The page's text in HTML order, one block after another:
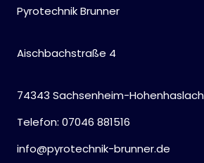
Pyrotechnik Brunner
Aischbachstraße 4
74343 Sachsenheim-Hohenhaslach
Telefon: 07046 881516
info@pyrotechnik-brunner.de